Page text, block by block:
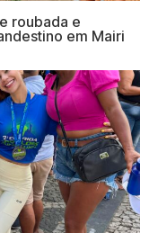
roubada e
em Mairi